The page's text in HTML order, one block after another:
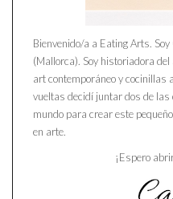
Bienvenido/a a Eating Arts.
(Mallorca). Soy historiadora
art contemporáneo y cocinillas
vueltas decidí juntar dos de
mundo para crear este
en arte.
¡Espero